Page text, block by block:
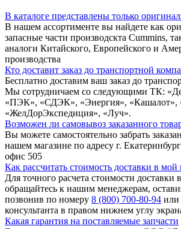
В каталоге представлены только
В нашем ассортименте вы найдете как
запасные части производскта Cummins,
аналоги Китайского, Европейского и
производства
Кто доставит заказ до транспортной
Бесплатно доставим ваш заказ до
Мы сотрудничаем со следующими ТК:
«ПЭК», «СДЭК», «Энергия», «Кашалот»,
«ЖелДорЭкспедиция», «Луч».
Возможен ли самовывоз заказанного
Вы можете самостоятельно забрать
нашем магазине по адресу г.
офис 505
Как рассчитать стоимость доставки в мой
Для точного расчета стоимости доставки
обращайтесь к нашим менеджерам,
позвонив по номеру 8 (800) 700-80-94 или
консультанта в правом нижнем углу
Какая гарантия на поставляемые запчасти